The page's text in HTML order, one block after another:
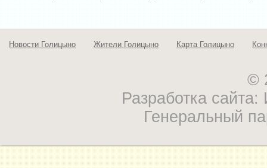
Новости Голицыно Жители Голицыно Карта Голицыно
©
Разработка
Генеральный